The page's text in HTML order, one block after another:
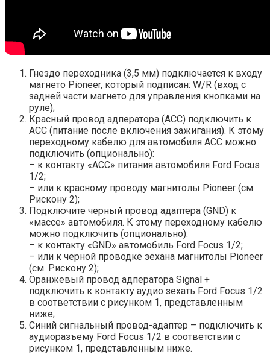
Гнездо переходника (3,5 мм) подключается к входу
магнето Pioneer, который подписан: W/R (вход с
задней части магнето для управления кнопками на
руле);
Красный провод адператора (ACC) подключить к
ACC (питание после включения зажигания). К этому
переходному кабелю для автомобиля ACC можно
подключить (опционально):
– к контакту «АСС» питания автомобиля Ford Focus
1/2;
– или к красному проводу магнитолы Pioneer (см.
Рискону 2);
Подключите черный провод адаптера (GND) к
«массе» автомобиля. К этому переходному кабелю
можно подключить (опционально):
– к контакту «GND» автомобиль Ford Focus 1/2;
– или к черной проводке зехана магнитолы Pioneer
(см. Рискону 2);
Оранжевый провод адператора Signal +
подключить к контакту аудио зехать Ford Focus 1/2
в соответствии с рисунком 1, представленным
ниже;
Синий сигнальный провод-адаптер – подключить к
аудиоразъему Ford Focus 1/2 в соответствии с
рисунком 1, представленным ниже.